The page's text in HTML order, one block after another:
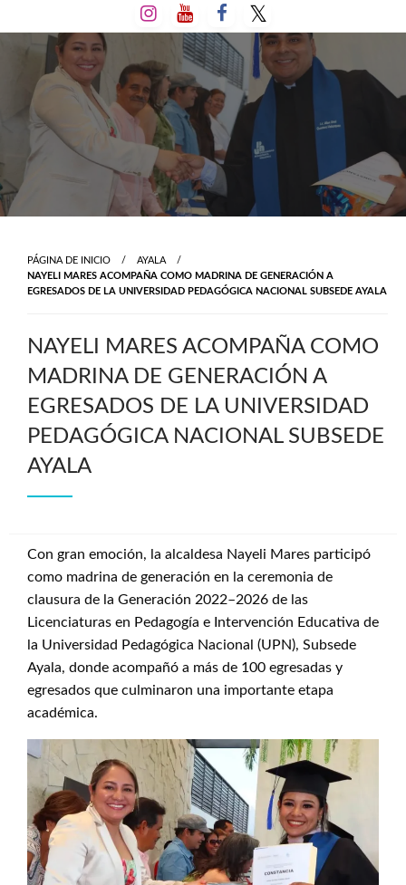
al
contenido
PÁGINA DE INICIO
AYALA
NAYELI MARES ACOMPAÑA COMO MADRINA DE GENERACIÓN A
EGRESADOS DE LA UNIVERSIDAD PEDAGÓGICA NACIONAL SUBSEDE AYALA
NAYELI MARES ACOMPAÑA COMO
MADRINA DE GENERACIÓN A
EGRESADOS DE LA UNIVERSIDAD
PEDAGÓGICA NACIONAL SUBSEDE
AYALA
Con gran emoción, la alcaldesa Nayeli Mares participó
como madrina de generación en la ceremonia de
clausura de la Generación 2022–2026 de las
Licenciaturas en Pedagogía e Intervención Educativa de
la Universidad Pedagógica Nacional (UPN), Subsede
Ayala, donde acompañó a más de 100 egresadas y
egresados que culminaron una importante etapa
académica.